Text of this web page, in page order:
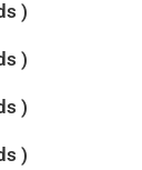
)
)
)
)